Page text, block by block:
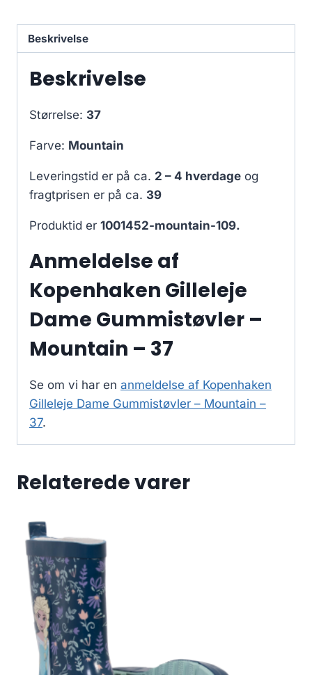
Beskrivelse
Beskrivelse
Størrelse: 37
Farve: Mountain
Leveringstid er på ca. 2 – 4 hverdage og
fragtprisen er på ca. 39
Produktid er 1001452-mountain-109.
Anmeldelse af
Kopenhaken Gilleleje
Dame Gummistøvler –
Mountain – 37
Se om vi har en anmeldelse af Kopenhaken
Gilleleje Dame Gummistøvler – Mountain –
37.
Relaterede varer